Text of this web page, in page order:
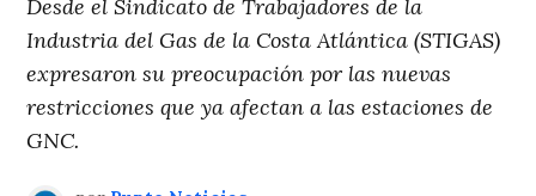
Desde el Sindicato de Trabajadores de la
Industria del Gas de la Costa Atlántica (STIGAS)
expresaron su preocupación por las nuevas
restricciones que ya afectan a las estaciones de
GNC.